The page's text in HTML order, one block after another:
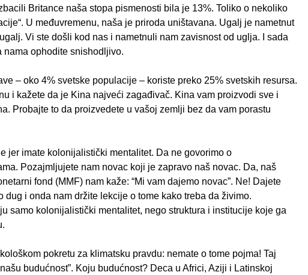
Britance naša stopa pismenosti bila je 13%. Toliko o nekoliko
U međuvremenu, naša je priroda uništavana. Ugalj je nametnut
Vi ste došli kod nas i nametnuli nam zavisnost od uglja. I sada
nama ophodite snishodljivo.
– oko 4% svetske populacije – koriste preko 25% svetskih resursa.
i kažete da je Kina najveći zagađivač. Kina vam proizvodi sve i
Probajte to da proizvedete u vašoj zemlji bez da vam porastu
jer imate kolonijalistički mentalitet. Da ne govorimo o
Pozajmljujete nam novac koji je zapravo naš novac. Da, naš
fond (MMF) nam kaže: “Mi vam dajemo novac”. Ne! Dajete
dug i onda nam držite lekcije o tome kako treba da živimo.
samo kolonijalistički mentalitet, nego struktura i institucije koje ga
pokretu za klimatsku pravdu: nemate o tome pojma! Taj
budućnost”. Koju budućnost? Deca u Africi, Aziji i Latinskoj